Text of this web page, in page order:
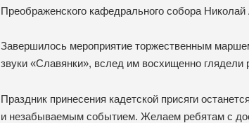
Преображенского кафедрального собора Николай
Завершилось мероприятие торжественным
звуки «Славянки», вслед им восхищенно глядели
Праздник принесения кадетской присяги
и незабываемым событием. Желаем ребятам с